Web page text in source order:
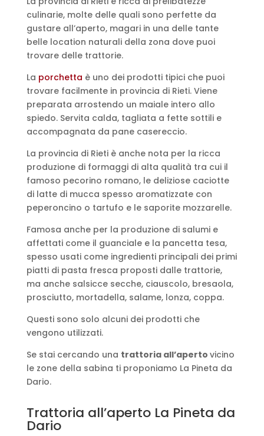
culinarie, molte delle quali sono perfette da
gustare all’aperto, magari in una delle tante
belle location naturali della zona dove puoi
trovare delle trattorie.
La porchetta è uno dei prodotti tipici che puoi
trovare facilmente in provincia di Rieti. Viene
preparata arrostendo un maiale intero allo
spiedo. Servita calda, tagliata a fette sottili e
accompagnata da pane casereccio.
La provincia di Rieti è anche nota per la ricca
produzione di formaggi di alta qualità tra cui il
famoso pecorino romano, le deliziose caciotte
di latte di mucca spesso aromatizzate con
peperoncino o tartufo e le saporite mozzarelle.
Famosa anche per la produzione di salumi e
affettati come il guanciale e la pancetta tesa,
spesso usati come ingredienti principali dei primi
piatti di pasta fresca proposti dalle trattorie,
ma anche salsicce secche, ciauscolo, bresaola,
prosciutto, mortadella, salame, lonza, coppa.
Questi sono solo alcuni dei prodotti che
vengono utilizzati.
Se stai cercando una trattoria all’aperto vicino
le zone della sabina ti proponiamo La Pineta da
Dario.
Trattoria all’aperto La Pineta da
Dario